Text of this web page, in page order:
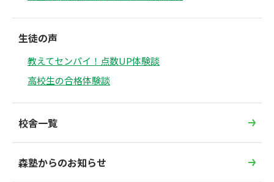
生徒の声
教えてセンパイ！点数UP体験談
高校生の合格体験談
校舎一覧
森塾からのお知らせ